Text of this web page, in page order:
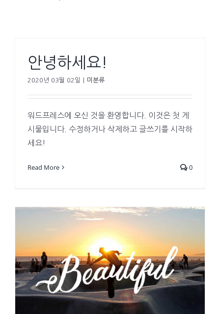
안녕하세요!
2020년 03월 02일 미분류
워드프레스에 오신 것을 환영합니다. 이것은 첫 게
시물입니다. 수정하거나 삭제하고 글쓰기를 시작하
세요!
Read More 0